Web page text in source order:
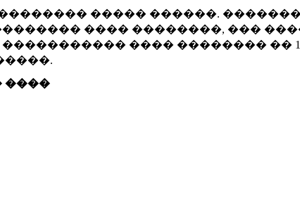
����� ������.
���� ��������, ���
���� �������� ��
����